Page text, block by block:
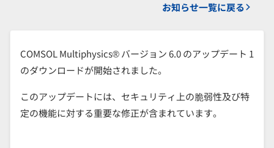
お知らせ一覧に戻る
COMSOL Multiphysics® バージョン 6.0 のアップデート 1
のダウンロードが開始されました。
このアップデートには、セキュリティ上の脆弱性及び特
定の機能に対する重要な修正が含まれています。